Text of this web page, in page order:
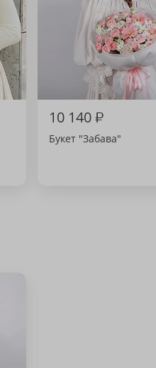
10 140₽
Букет "Забава"